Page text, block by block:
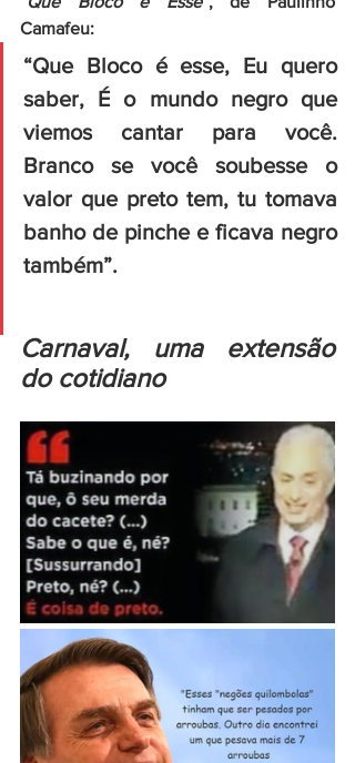
Camafeu:
“Que Bloco é esse, Eu quero
saber, É o mundo negro que
viemos cantar para você.
Branco se você soubesse o
valor que preto tem, tu tomava
banho de pinche e ficava negro
também”.
Carnaval, uma extensão
do cotidiano